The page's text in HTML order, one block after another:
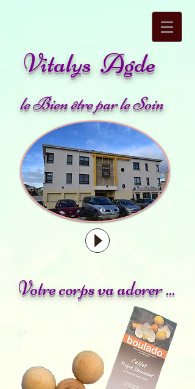
Vitalys Agde
le Bien être par le Soin
Votre corps va adorer ...